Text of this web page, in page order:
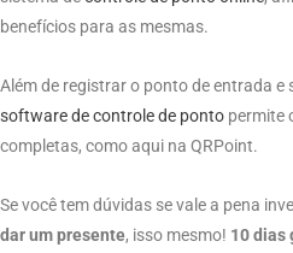
benefícios para as mesmas.
Além de registrar o ponto de entrada e
software decontrolede ponto permite
completas, como aqui na QRPoint.
Se você tem dúvidas se vale a pena
dar um presente, isso mesmo! 10 dias